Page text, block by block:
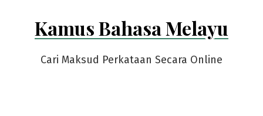
Kamus Bahasa Melayu
Cari Maksud Perkataan Secara Online